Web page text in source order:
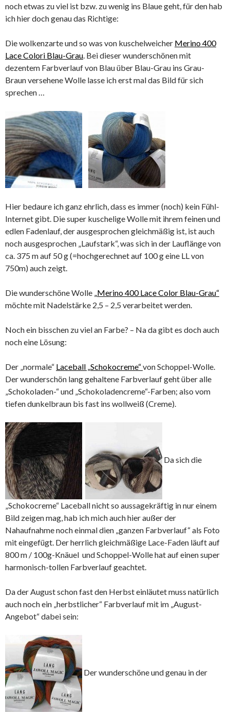
noch etwas zu viel ist bzw. zu wenig ins Blaue geht, für den hab
ich hier doch genau das Richtige:
Die wolkenzarte und so was von kuschelweicher Merino 400
Lace Colori Blau-Grau. Bei dieser wunderschönen mit
dezentem Farbverlauf von Blau über Blau-Grau ins Grau-
Braun versehene Wolle lasse ich erst mal das Bild für sich
sprechen …
Hier bedaure ich ganz ehrlich, dass es immer (noch) kein Fühl-
Internet gibt. Die super kuschelige Wolle mit ihrem feinen und
edlen Fadenlauf, der ausgesprochen gleichmäßig ist, ist auch
noch ausgesprochen „Laufstark“, was sich in der Lauflänge von
ca. 375 m auf 50 g (=hochgerechnet auf 100 g eine LL von
750m) auch zeigt.
Die wunderschöne Wolle „Merino 400 Lace Color Blau-Grau“
möchte mit Nadelstärke 2,5 – 2,5 verarbeitet werden.
Noch ein bisschen zu viel an Farbe? – Na da gibt es doch auch
noch eine Lösung:
Der „normale“ Laceball „Schokocreme“von Schoppel-Wolle.
Der wunderschön lang gehaltene Farbverlauf geht über alle
„Schokoladen-“ und „Schokoladencreme“-Farben; also vom
tiefen dunkelbraun bis fast ins wollweiß (Creme).
Da sich die
„Schokocreme“ Laceball nicht so aussagekräftig in nur einem
Bild zeigen mag, hab ich mich auch hier außer der
Nahaufnahme noch einmal dien „ganzen Farbverlauf“ als Foto
mit eingefügt. Der herrlich gleichmäßige Lace-Faden läuft auf
800 m / 100g-Knäuel und Schoppel-Wolle hat auf einen super
harmonisch-tollen Farbverlauf geachtet.
Da der August schon fast den Herbst einläutet muss natürlich
auch noch ein „herbstlicher“ Farbverlauf mit im „August-
Angebot“ dabei sein:
Der wunderschöne und genau in der